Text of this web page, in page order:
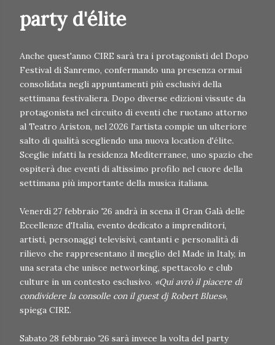
party d'élite
Anche quest'anno CIRE sarà tra i protagonisti del Dopo
Festival di Sanremo, confermando una presenza ormai
consolidata negli appuntamenti più esclusivi della
settimana festivaliera. Dopo diverse edizioni vissute da
protagonista nel circuito di eventi che ruotano attorno
al Teatro Ariston, nel 2026 l'artista compie un ulteriore
salto di qualità scegliendo una nuova location d'élite.
Sceglie infatti la residenza Mediterranee, uno spazio che
ospiterà due eventi di altissimo profilo nel cuore della
settimana più importante della musica italiana.
Venerdì 27 febbraio '26 andrà in scena il Gran Galà delle
Eccellenze d'Italia, evento dedicato a imprenditori,
artisti, personaggi televisivi, cantanti e personalità di
rilievo che rappresentano il meglio del Made in Italy, in
una serata che unisce networking, spettacolo e club
culture in un contesto esclusivo. «Qui avrò il piacere di
condividere la consolle con il guest dj Robert Blues»,
spiega CIRE.
Sabato 28 febbraio '26 sarà invece la volta del party